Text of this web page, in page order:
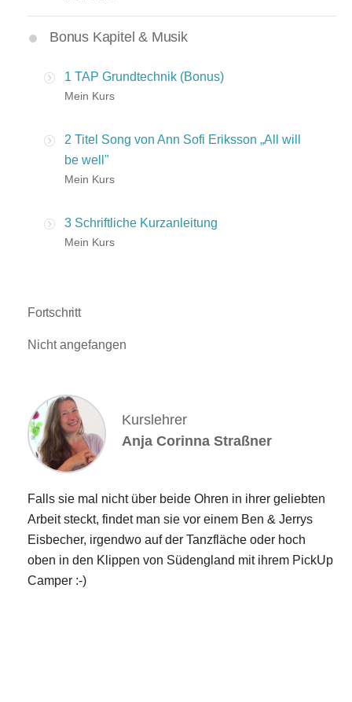
Bonus Kapitel & Musik
1 TAP Grundtechnik (Bonus)
Mein Kurs
2 Titel Song von Ann Sofi Eriksson „All will
be well"
Mein Kurs
3 Schriftliche Kurzanleitung
Mein Kurs
Fortschritt
Nicht angefangen
Kurslehrer
Anja Corinna Straßner
Falls sie mal nicht über beide Ohren in ihrer geliebten
Arbeit steckt, findet man sie vor einem Ben & Jerrys
Eisbecher, irgendwo auf der Tanzfläche oder hoch
oben in den Klippen von Südengland mit ihrem PickUp
Camper :-)